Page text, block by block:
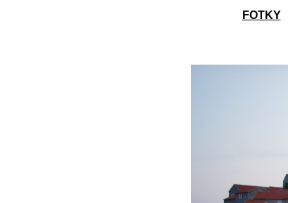
FOTKY